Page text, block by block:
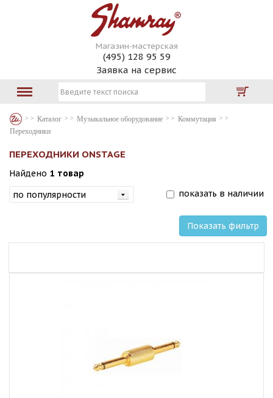
Магазин-мастерская
(495) 128 95 59
Заявка на сервис
Каталог Музыкальное оборудование
Коммутация
Переходники
ПЕРЕХОДНИКИ ONSTAGE
Найдено 1 товар
показать в наличии
Показать фильтр